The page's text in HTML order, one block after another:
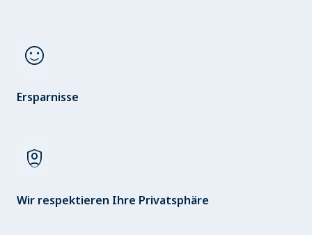
sentiment_satisfied
Ersparnisse
shield_person
Wir respektieren Ihre Privatsphäre